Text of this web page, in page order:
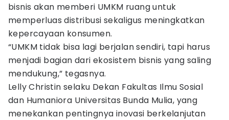
bisnis akan memberi UMKM ruang untuk
memperluas distribusi sekaligus meningkatkan
kepercayaan konsumen.
“UMKM tidak bisa lagi berjalan sendiri, tapi harus
menjadi bagian dari ekosistem bisnis yang saling
mendukung,” tegasnya.
Lelly Christin selaku Dekan Fakultas Ilmu Sosial
dan Humaniora Universitas Bunda Mulia, yang
menekankan pentingnya inovasi berkelanjutan